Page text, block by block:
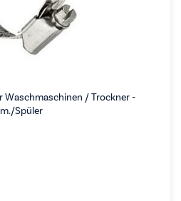
Waschmaschinen / Trockner -
Spüler